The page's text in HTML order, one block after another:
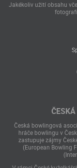
Jakékoliv užití obsahu
Česká bowlingová
hráče bowlingu v
zastupuje zájmy
(European Bowling